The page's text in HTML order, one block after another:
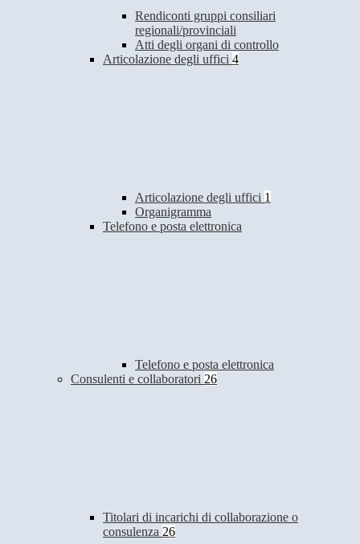
Rendiconti gruppi consiliari
regionali/provinciali
Atti degli organi di controllo
Articolazione degli uffici 4
Articolazione degli uffici 1
Organigramma
Telefono e posta elettronica
Telefono e posta elettronica
Consulenti e collaboratori 26
Titolari di incarichi di collaborazione o
consulenza 26